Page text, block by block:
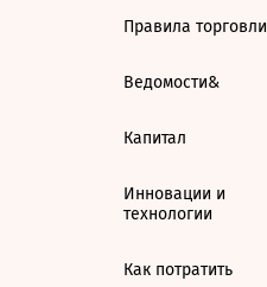
Правила торговли
Ведомости&
Капитал
Инновации и
технологии
Как потратить